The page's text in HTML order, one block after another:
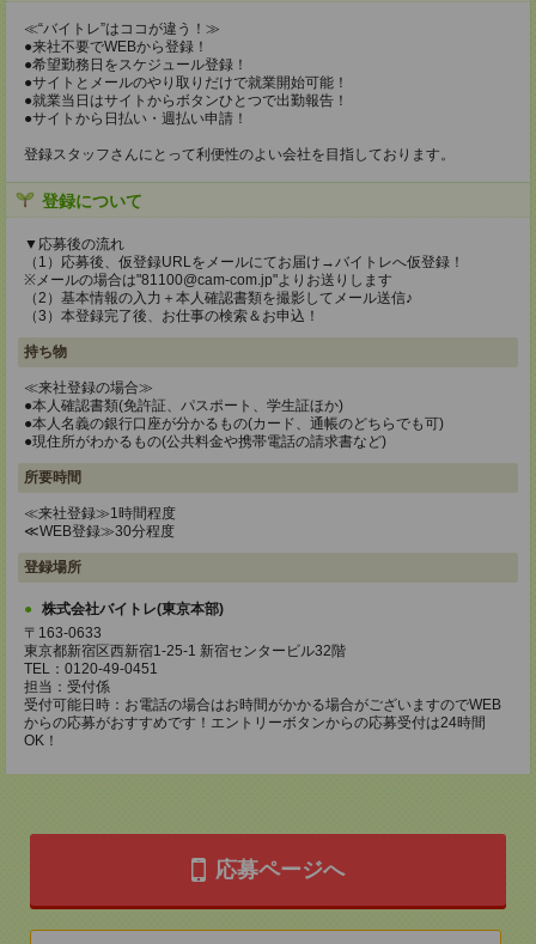
≪“バイトレ”はココが違う！≫
●来社不要でWEBから登録！
●希望勤務日をスケジュール登録！
●サイトとメールのやり取りだけで就業開始可能！
●就業当日はサイトからボタンひとつで出勤報告！
●サイトから日払い・週払い申請！
登録スタッフさんにとって利便性のよい会社を目指しております。
登録について
▼応募後の流れ
（1）応募後、仮登録URLをメールにてお届け→バイトレへ仮登録！
※メールの場合は"81100@cam-com.jp"よりお送りします
（2）基本情報の入力＋本人確認書類を撮影してメール送信♪
（3）本登録完了後、お仕事の検索＆お申込！
持ち物
≪来社登録の場合≫
●本人確認書類(免許証、パスポート、学生証ほか)
●本人名義の銀行口座が分かるもの(カード、通帳のどちらでも可)
●現住所がわかるもの(公共料金や携帯電話の請求書など)
所要時間
≪来社登録≫1時間程度
≪WEB登録≫30分程度
登録場所
株式会社バイトレ(東京本部)
〒163-0633
東京都新宿区西新宿1-25-1 新宿センタービル32階
TEL：0120-49-0451
担当：受付係
受付可能日時：お電話の場合はお時間がかかる場合がございますのでWEB
からの応募がおすすめです！エントリーボタンからの応募受付は24時間
OK！
応募ページへ